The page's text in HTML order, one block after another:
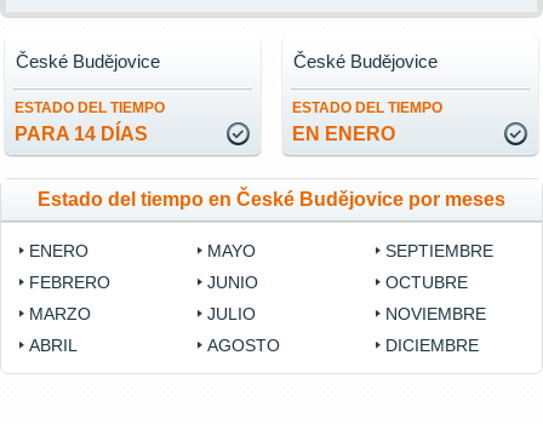
ESTADO DEL TIEMPO
PARA 14 DÍAS
České Budějovice
ESTADO DEL TIEMPO
EN ENERO
České Budějovice
Estado del tiempo en České Budějovice por meses
ENERO
FEBRERO
MARZO
ABRIL
MAYO
JUNIO
JULIO
AGOSTO
SEPTIEMBRE
OCTUBRE
NOVIEMBRE
DICIEMBRE